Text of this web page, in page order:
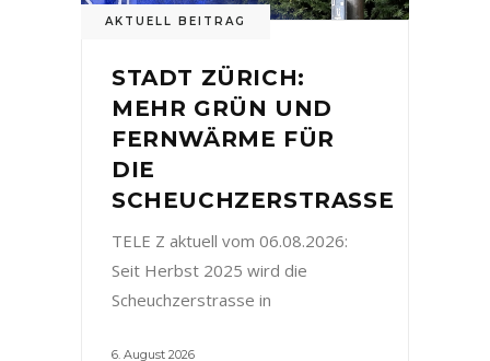
AKTUELL BEITRAG
STADT ZÜRICH:
MEHR GRÜN UND
FERNWÄRME FÜR
DIE
SCHEUCHZERSTRASSE
TELE Z aktuell vom 06.08.2026:
Seit Herbst 2025 wird die
Scheuchzerstrasse in
6. August 2026